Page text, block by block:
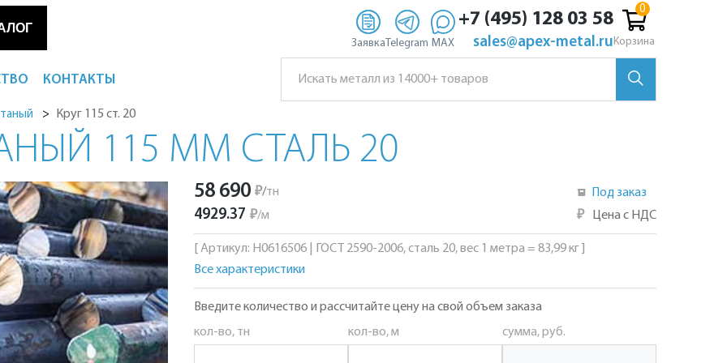
Заявка Telegram MAX
+7 (495) 128 03 58
sales@apex-metal.ru Корзина
КОНТАКТЫ
Круг 115 ст. 20
115 ММ СТАЛЬ 20
58 690 ₽/тн
4929.37 ₽/м
Под заказ
₽
Цена с НДС
[ Артикул: Н0616506 | ГОСТ 2590-2006, сталь 20, вес 1 метра = 83,99 кг ]
Все характеристики
Введите количество и рассчитайте цену на свой объем заказа
кол-во, тн
кол-во, м сумма, руб.